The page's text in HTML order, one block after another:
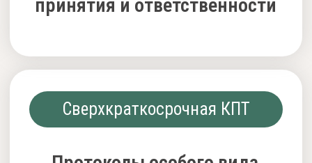
«Терапия длится
— Уинди Драйден